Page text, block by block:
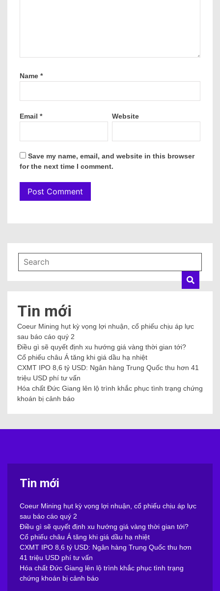
Name *
Email * Website
Save my name, email, and website in this browser
for the next time I comment.
Tin mới
Coeur Mining hụt kỳ vọng lợi nhuận, cổ phiếu chịu áp lực
sau báo cáo quý 2
Điều gì sẽ quyết định xu hướng giá vàng thời gian tới?
Cổ phiếu châu Á tăng khi giá dầu hạ nhiệt
CXMT IPO 8,6 tỷ USD: Ngân hàng Trung Quốc thu hơn 41
triệu USD phí tư vấn
Hóa chất Đức Giang lên lộ trình khắc phục tình trạng chứng
khoán bị cảnh báo
Tin mới
Coeur Mining hụt kỳ vọng lợi nhuận, cổ phiếu chịu áp lực
sau báo cáo quý 2
Điều gì sẽ quyết định xu hướng giá vàng thời gian tới?
Cổ phiếu châu Á tăng khi giá dầu hạ nhiệt
CXMT IPO 8,6 tỷ USD: Ngân hàng Trung Quốc thu hơn
41 triệu USD phí tư vấn
Hóa chất Đức Giang lên lộ trình khắc phục tình trạng
chứng khoán bị cảnh báo